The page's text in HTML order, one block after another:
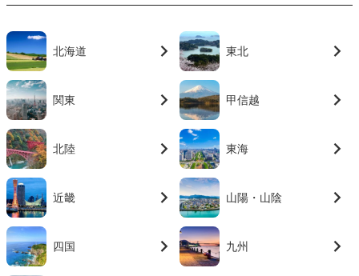
北海道 東北
関東 甲信越
北陸 東海
近畿 山陽・山陰
四国 九州